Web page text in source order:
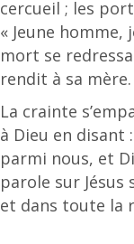
cercueil ; les
« Jeune homme,
mort se
rendit à sa mère.
La crainte
à Dieu en disant
parmi nous, et
parole sur Jésus
et dans toute la